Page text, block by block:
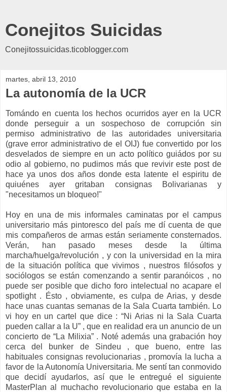
Conejitos Suicidas
Conejitossuicidas.ticoblogger.com
martes, abril 13, 2010
La autonomía de la UCR
Tomándo en cuenta los hechos ocurridos ayer en la UCR
donde perseguir a un sospechoso de corrupción sin
permiso administrativo de las autoridades universitaria
(grave error administrativo de el OIJ) fue convertido por los
desvelados de siempre en un acto político guiádos por su
odio al gobierno, no pudimos más que revivir este post de
hace ya unos dos años donde esta latente el espiritu de
quiuénes ayer gritaban consignas Bolivarianas y
"necesitamos un bloqueo!"
Hoy en una de mis informales caminatas por el campus
universitario más pintoresco del país me dí cuenta de que
mis compañeros de armas están seriamente consternados.
Verán, han pasado meses desde la última
marcha/huelga/revolución , y con la universidad en la mira
de la situación política que vivimos , nuestros filósofos y
sociólogos se están comenzando a sentir paranóicos , no
puede ser posible que dicho foro intelectual no acapare el
spotlight . Ésto , obviamente, es culpa de Arias, y desde
hace unas cuantas semanas de la Sala Cuarta también. Lo
vi hoy en un cartel que dice : “Ni Arias ni la Sala Cuarta
pueden callar a la U” , que en realidad era un anuncio de un
concierto de “La Milixia” . Noté además una grabación hoy
cerca del bunker de Sindeu , que bueno, entre las
habituales consignas revolucionarias , promovía la lucha a
favor de la Autonomía Universitaria. Me sentí tan conmovido
que decidí ayudarlos, así que le entregué el siguiente
MasterPlan al muchacho revolucionario que estaba en la